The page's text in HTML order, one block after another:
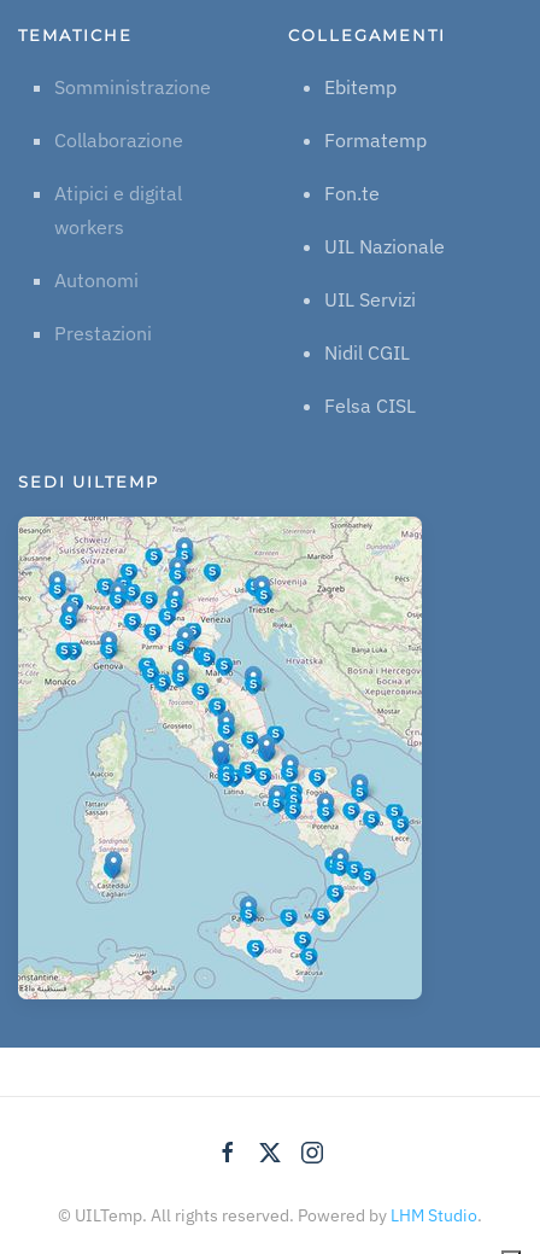
TEMATICHE
Somministrazione
Collaborazione
Atipici e digital
workers
Autonomi
Prestazioni
COLLEGAMENTI
Ebitemp
Formatemp
Fon.te
UIL Nazionale
UIL Servizi
Nidil CGIL
Felsa CISL
SEDI UILTEMP
© UILTemp. All rights reserved. Powered by LHM Studio.